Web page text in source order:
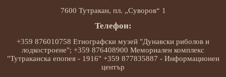
7600 Тутракан, пл. „Суворов“ 1
Телефон:
+359 876010758 Етнографски музей "Дунавски риболов и
лодкостроене"; +359 876408900 Мемориален комплекс
"Тутраканска епопея - 1916" +359 877835887 - Информационен
център